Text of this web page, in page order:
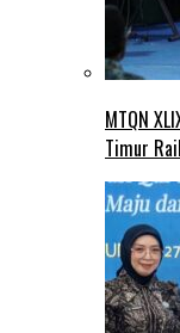
MTQN
Timur